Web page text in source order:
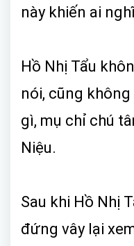
này khiến ai
Hồ Nhị Tẩu
nói, cũng
gì, mụ chỉ chú
Niệu.
Sau khi Hồ Nhị
đứng vây lại